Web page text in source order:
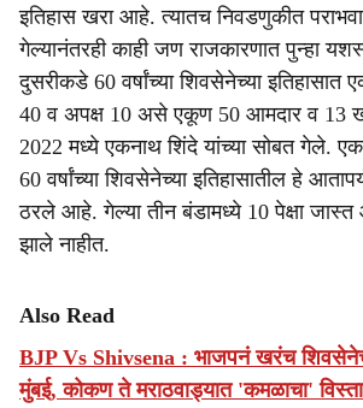
इतिहास खरा आहे. त्यातच निवडणुकीत
गेल्यानंतरही काही जण राजकारणात पुन्हा
दुसरीकडे 60 वर्षांच्या शिवसेनेच्या इतिहासात
40 व अपक्ष 10 असे एकूण 50 आमदार व 13
2022 मध्ये एकनाथ शिंदे यांच्या सोबत गेले.
60 वर्षांच्या शिवसेनेच्या इतिहासातील हे
ठरले आहे. गेल्या तीन बंडामध्ये 10 पेक्षा
झाले नाहीत.
Also Read
BJP Vs Shivsena : भाजपनं खरंच
मुंबई, कोकण ते मराठवाड्यात 'कमळाचा'